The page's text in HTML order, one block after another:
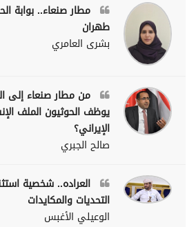
مطار صنعاء.. بوابة
طهران
بشرى العامري
من مطار صنعاء إلى
يوظف الحوثيون الملف
الإيراني؟
صالح الجبري
العراده.. شخصية
التحديات والمكايدات
الوعيلي الأغبس